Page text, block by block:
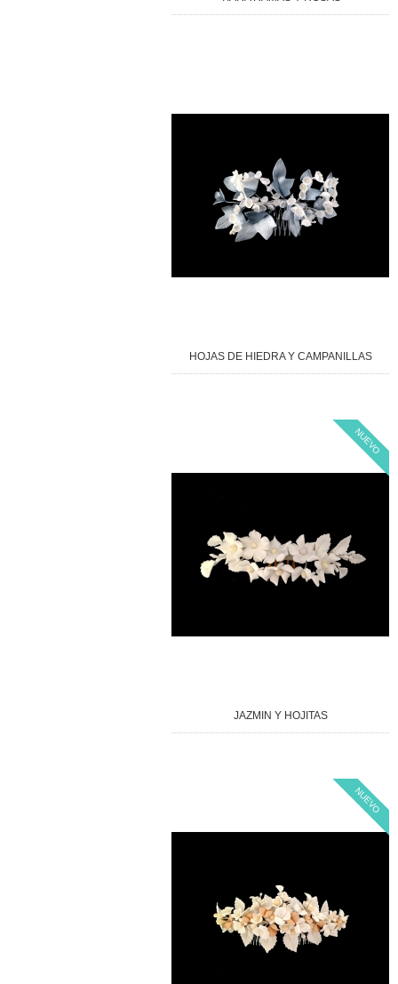
HOJAS DE HIEDRA Y CAMPANILLAS
NUEVO
JAZMIN Y HOJITAS
NUEVO